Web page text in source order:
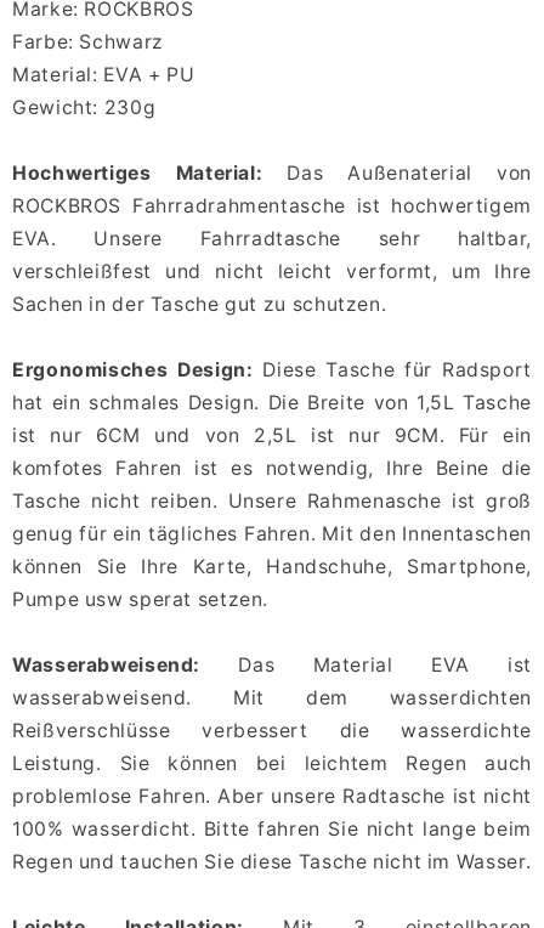
Marke: ROCKBROS
Farbe: Schwarz
Material: EVA + PU
Gewicht: 230g
Hochwertiges Material: Das Außenaterial von
ROCKBROS Fahrradrahmentasche ist hochwertigem
EVA. Unsere Fahrradtasche sehr haltbar,
verschleißfest und nicht leicht verformt, um Ihre
Sachen in der Tasche gut zu schutzen.
Ergonomisches Design: Diese Tasche für Radsport
hat ein schmales Design. Die Breite von 1,5L Tasche
ist nur 6CM und von 2,5L ist nur 9CM. Für ein
komfotes Fahren ist es notwendig, Ihre Beine die
Tasche nicht reiben. Unsere Rahmenasche ist groß
genug für ein tägliches Fahren. Mit den Innentaschen
können Sie Ihre Karte, Handschuhe, Smartphone,
Pumpe usw sperat setzen.
Wasserabweisend:
Das Material EVA ist
wasserabweisend. Mit dem wasserdichten
Reißverschlüsse verbessert die wasserdichte
Leistung. Sie können bei leichtem Regen auch
problemlose Fahren. Aber unsere Radtasche ist nicht
100% wasserdicht. Bitte fahren Sie nicht lange beim
Regen und tauchen Sie diese Tasche nicht im Wasser.